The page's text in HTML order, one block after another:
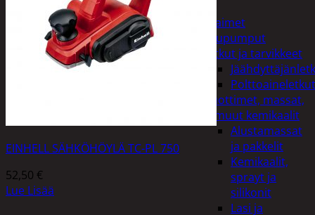
Avaimet
Imupumput
Letkut ja tarvikkeet
Polttoaineletkut
Liuottimet, massat,
ja muut kemikaalit
Alustamassat
ja pakkelit
Kemikaalit,
sprayt ja
silikonit
Lasi ja
EINHELL SÄHKÖHÖYLÄ TC-PL 750
52,50 €
Lue Lisää